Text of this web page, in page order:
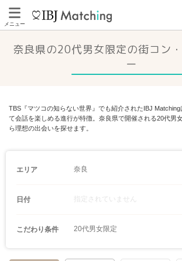
メニュー
奈良県の20代男女限定の街コン
ー
TBS『マツコの知らない世界』でも紹介されたIBJ
て会話を楽しめる進行が特徴。奈良県で開催される20代男
ら理想の出会いを探せます。
エリア 奈良
日付 指定されていません
こだわり条件 20代男女限定